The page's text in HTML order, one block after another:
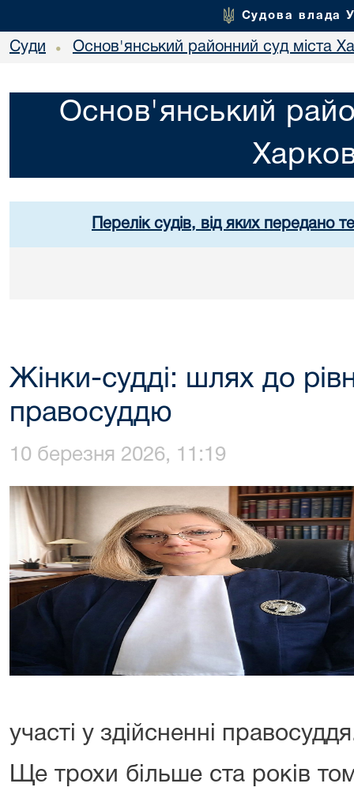
Судова влада
Суди • Основ'янський районний суд міста
Основ'янський
Перелік судів, від яких передано
Жінки-судді: шлях до
правосуддю
10 березня 2026, 11:19
участі у здійсненні
Ще трохи більше ста років